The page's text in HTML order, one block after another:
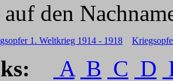
auf den
1. Weltkrieg 1914 - 1918
A B C D